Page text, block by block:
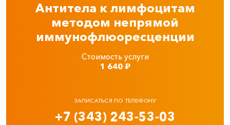
Антитела к лимфоцитам
методом непрямой
иммунофлюоресценции
Стоимость услуги
1 640₽
ЗАПИСАТЬСЯ ПО ТЕЛЕФОНУ
+7 (343) 243-53-03